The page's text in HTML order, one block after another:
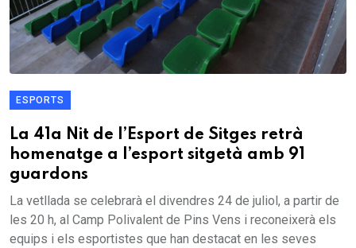
ESPORTS
La 41a Nit de l’Esport de Sitges retrà
homenatge a l’esport sitgetà amb 91
guardons
La vetllada se celebrarà el divendres 24 de juliol, a partir de
les 20 h, al Camp Polivalent de Pins Vens i reconeixerà els
equips i els esportistes que han destacat en les seves